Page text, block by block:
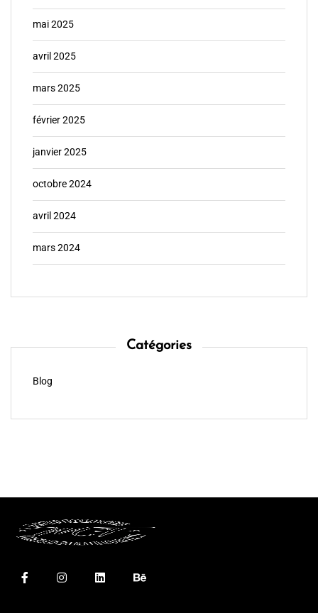
mai 2025
avril 2025
mars 2025
février 2025
janvier 2025
octobre 2024
avril 2024
mars 2024
Catégories
Blog